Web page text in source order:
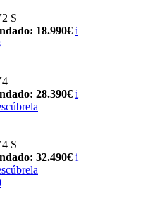
S
18.990€ i
28.390€ i
S
32.490€ i